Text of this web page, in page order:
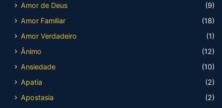
Amor de Deus
(9)
Amor Familiar
(18)
Amor Verdadeiro
(1)
Ânimo
(12)
Ansiedade
(10)
Apatia
(2)
Apostasia
(2)